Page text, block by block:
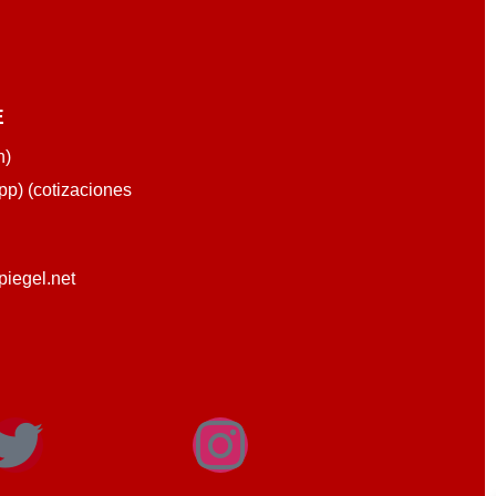
(cotizaciones